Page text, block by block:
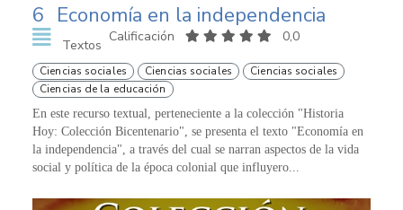
6 Economía en la independencia
Textos
Calificación 0,0
Ciencias sociales Ciencias sociales
Ciencias sociales
Ciencias de la educación
En este recurso textual, perteneciente a la colección "Historia
Hoy: Colección Bicentenario", se presenta el texto "Economía en
la independencia", a través del cual se narran aspectos de la vida
social y política de la época colonial que influyero...